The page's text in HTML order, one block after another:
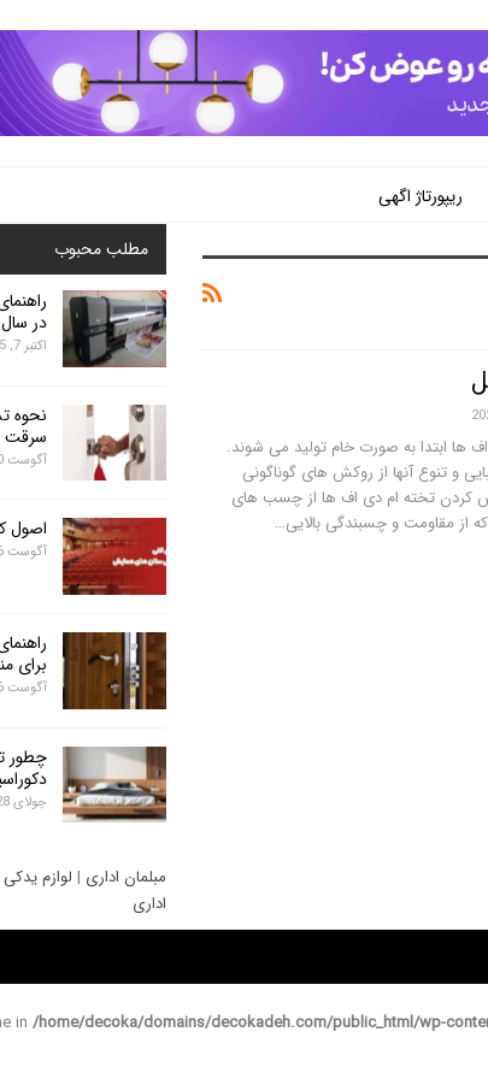
ریپورتاژ اگهی
ابتدا به صورت خام تولید می شوند.
و تنوع آنها از روکش های گوناگونی
کردن تخته ام دی اف ها از چسب های
مقاومت و چسبندگی بالایی…
مطلب محبوب
در سال 1404
اکتبر 7, 2025
نحوه
سرقت
آگوست 10, 2025
اصول
آگوست 6, 2025
برای
آگوست 6, 2025
چطور
جولای 28, 2025
مبلمان اداری | لوازم
اداری
in /home/decoka/domains/decokadeh.com/public_html/wp-